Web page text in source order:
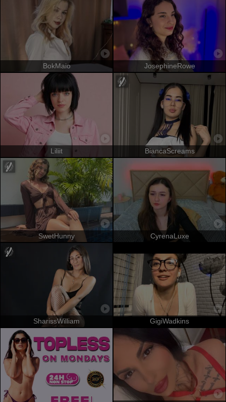
BokMaio JosephineRowe
Liliit BiancaScreams
SwetHunny CyrenaLuxe
SharissWilliam GigiWadkins